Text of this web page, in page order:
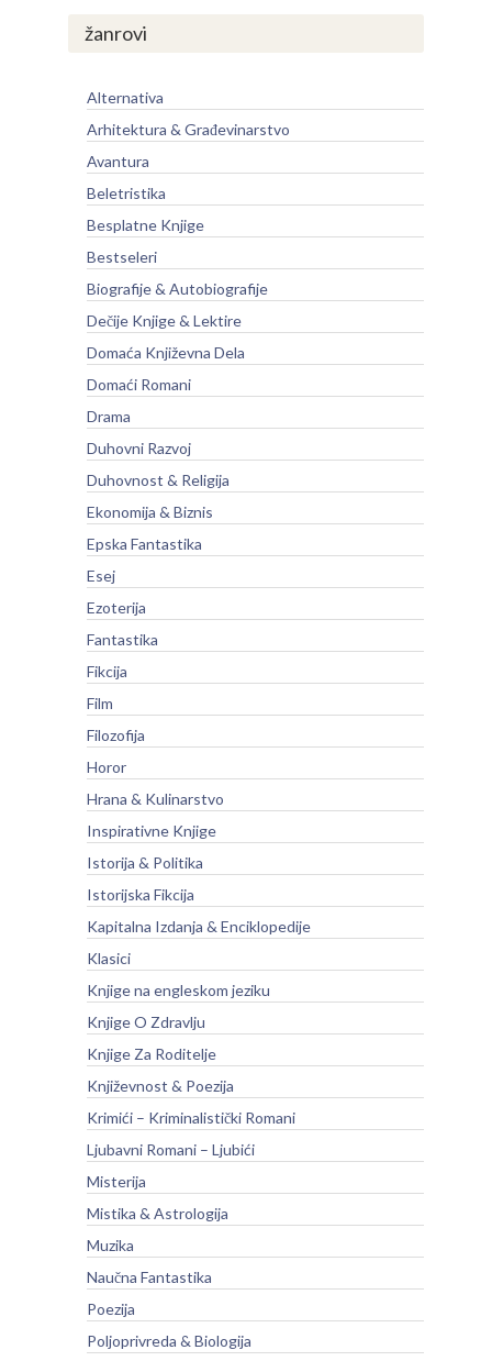
žanrovi
Alternativa
Arhitektura & Građevinarstvo
Avantura
Beletristika
Besplatne Knjige
Bestseleri
Biografije & Autobiografije
Dečije Knjige & Lektire
Domaća Književna Dela
Domaći Romani
Drama
Duhovni Razvoj
Duhovnost & Religija
Ekonomija & Biznis
Epska Fantastika
Esej
Ezoterija
Fantastika
Fikcija
Film
Filozofija
Horor
Hrana & Kulinarstvo
Inspirativne Knjige
Istorija & Politika
Istorijska Fikcija
Kapitalna Izdanja & Enciklopedije
Klasici
Knjige na engleskom jeziku
Knjige O Zdravlju
Knjige Za Roditelje
Književnost & Poezija
Krimići – Kriminalistički Romani
Ljubavni Romani – Ljubići
Misterija
Mistika & Astrologija
Muzika
Naučna Fantastika
Poezija
Poljoprivreda & Biologija